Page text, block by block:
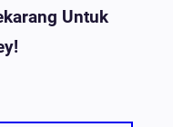
Untuk